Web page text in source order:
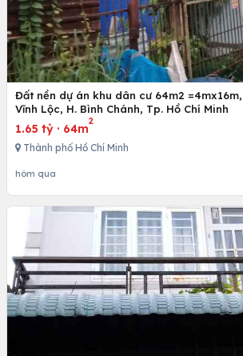
Đất nền dự án khu dân cư 64m2
Vĩnh Lộc, H. Bình Chánh, Tp. Hồ Chí Minh
1.65 tỷ · 64m
2
Thành phố Hồ Chí Minh
hôm qua